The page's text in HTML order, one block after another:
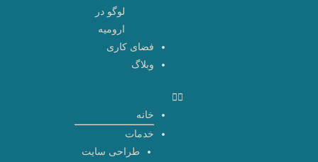
لوگو در
ارومیه
فضای کاری
وبلاگ
خانه
خدمات
طراحی سایت